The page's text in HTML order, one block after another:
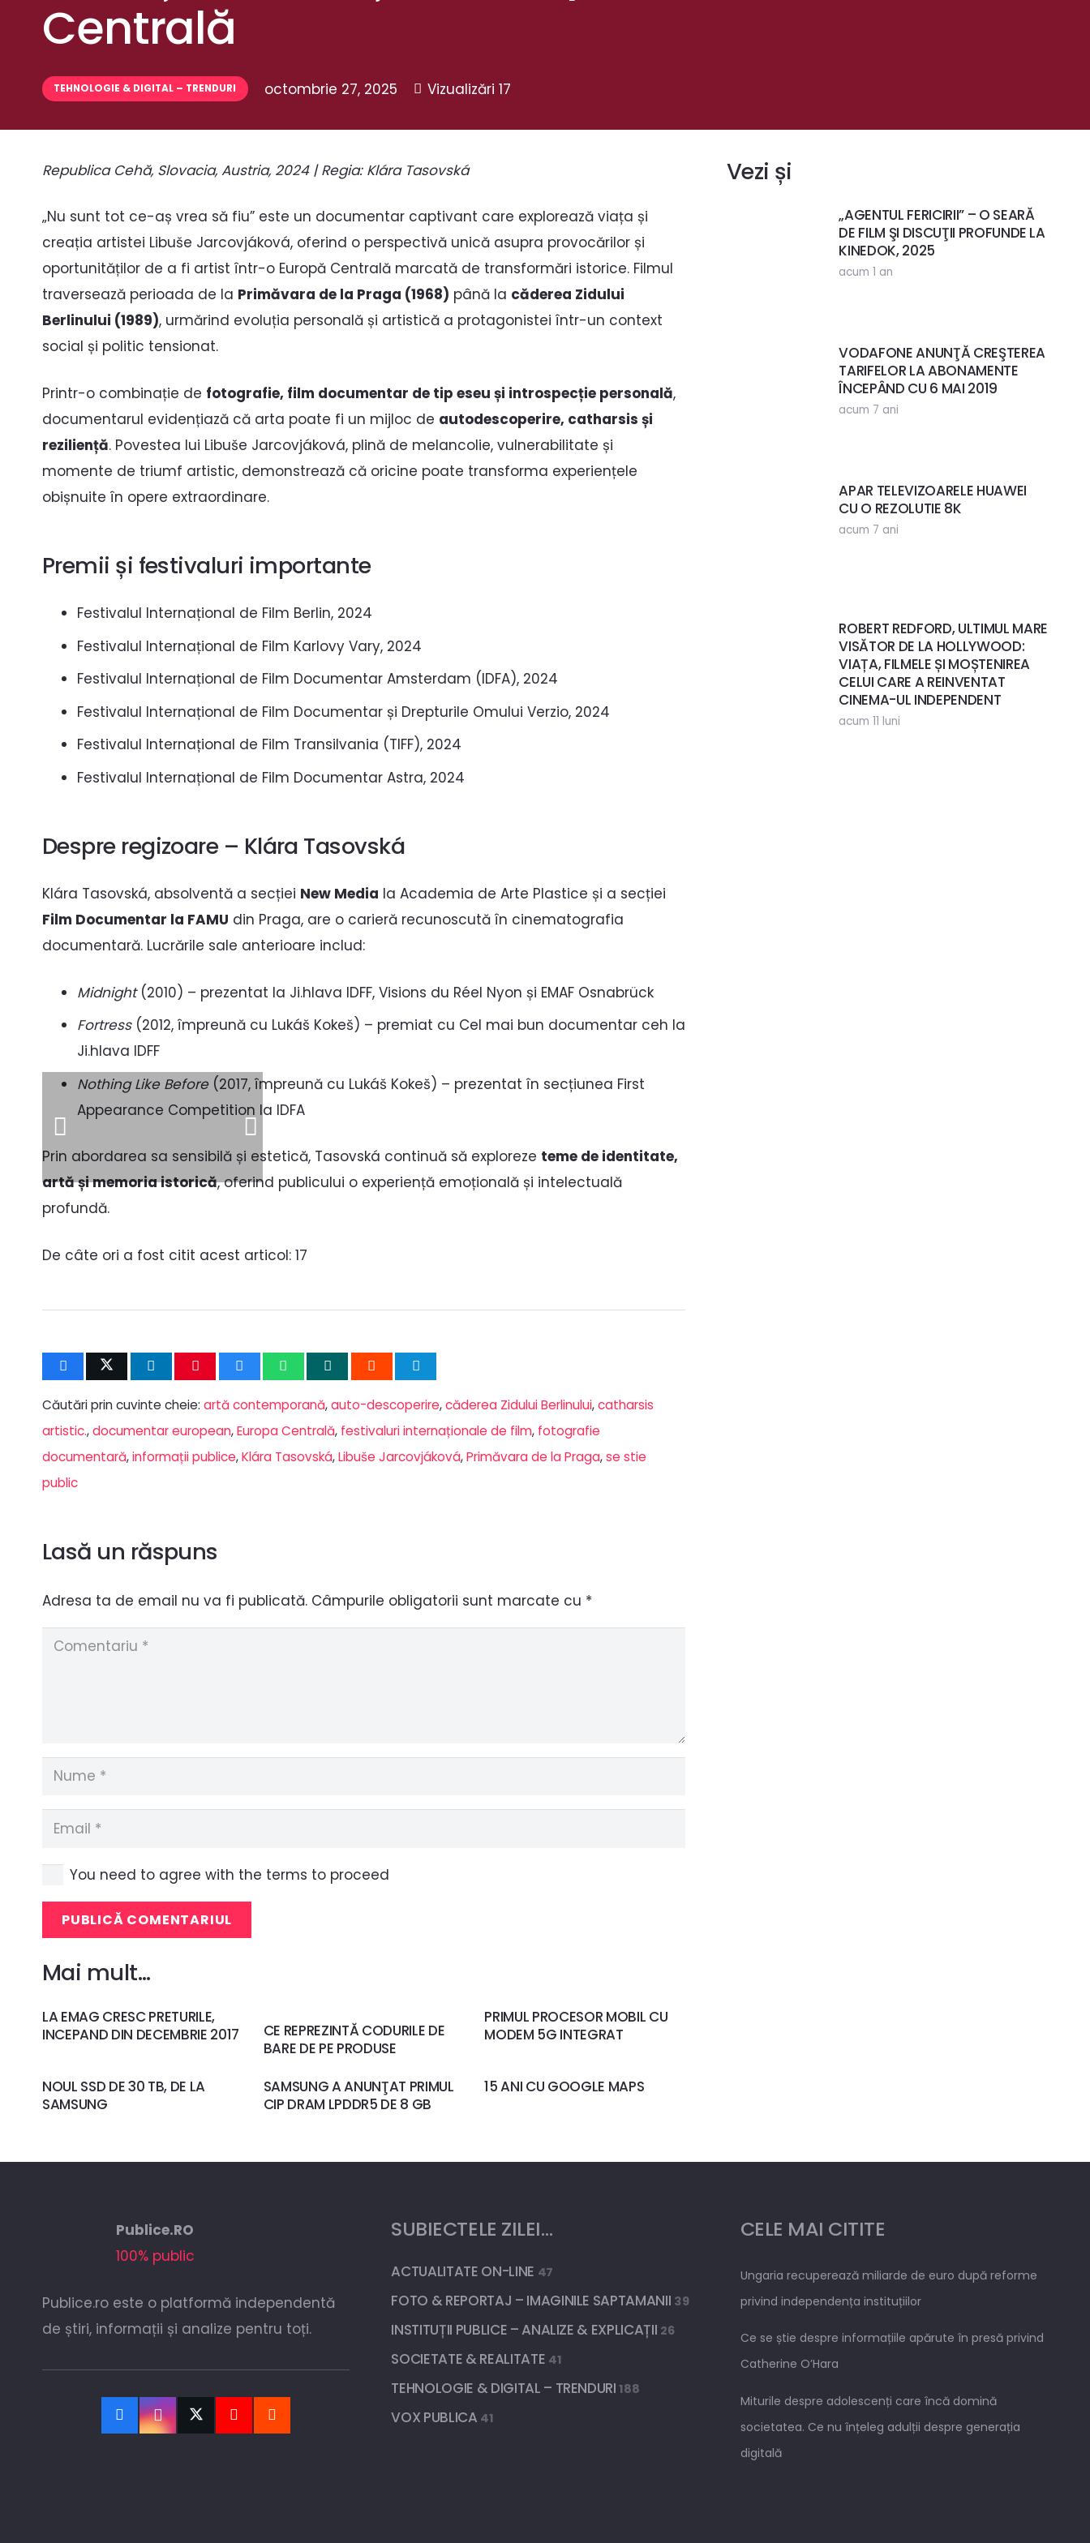
Centrală
TEHNOLOGIE & DIGITAL – TRENDURI octombrie 27, 2025 Vizualizări17
Republica Cehă, Slovacia, Austria, 2024 | Regia: Klára Tasovská
„Nu sunt tot ce-aș vrea să fiu” este un documentar captivant care explorează viața și
creația artistei Libuše Jarcovjáková, oferind o perspectivă unică asupra provocărilor și
oportunităților de a fi artist într-o Europă Centrală marcată de transformări istorice. Filmul
traversează perioada de la Primăvara de la Praga (1968) până la căderea Zidului
Berlinului (1989), urmărind evoluția personală și artistică a protagonistei într-un context
social și politic tensionat.
Printr-o combinație de fotografie, film documentar de tip eseu și introspecție personală,
documentarul evidențiază că arta poate fi un mijloc de autodescoperire, catharsis și
reziliență. Povestea lui Libuše Jarcovjáková, plină de melancolie, vulnerabilitate și
momente de triumf artistic, demonstrează că oricine poate transforma experiențele
obișnuite în opere extraordinare.
Premii și festivaluri importante
Festivalul Internațional de Film Berlin, 2024
Festivalul Internațional de Film Karlovy Vary, 2024
Festivalul Internațional de Film Documentar Amsterdam (IDFA), 2024
Festivalul Internațional de Film Documentar și Drepturile Omului Verzio, 2024
Festivalul Internațional de Film Transilvania (TIFF), 2024
Festivalul Internațional de Film Documentar Astra, 2024
Despre regizoare – Klára Tasovská
Klára Tasovská, absolventă a secției New Media la Academia de Arte Plastice și a secției
Film Documentar la FAMU din Praga, are o carieră recunoscută în cinematografia
documentară. Lucrările sale anterioare includ:
Midnight(2010) – prezentat la Ji.hlava IDFF, Visions du Réel Nyon și EMAF Osnabrück
Fortress(2012, împreună cu Lukáš Kokeš) – premiat cu Cel mai bun documentar ceh la
Ji.hlava IDFF
Nothing Like Before(2017, împreună cu Lukáš Kokeš) – prezentat în secțiunea First
Appearance Competition la IDFA
Prin abordarea sa sensibilă și estetică, Tasovská continuă să exploreze teme de identitate,
artă și memoria istorică, oferind publicului o experiență emoțională și intelectuală
profundă.
De câte ori a fost citit acest articol: 17
Căutări prin cuvinte cheie: artă contemporană,auto-descoperire,căderea Zidului Berlinului,catharsis
artistic.,documentar european,Europa Centrală, festivaluri internaționale de film, fotografie
documentară,informații publice,Klára Tasovská,Libuše Jarcovjáková,Primăvara de la Praga,se stie
public
Lasă un răspuns
Adresa ta de email nu va fi publicată. Câmpurile obligatorii sunt marcate cu *
You need to agree with the terms to proceed
PUBLICĂ COMENTARIUL
Mai mult…
LA EMAG CRESC PRETURILE,
INCEPAND DIN DECEMBRIE 2017
CE REPREZINTĂ CODURILE DE
BARE DE PE PRODUSE
PRIMUL PROCESOR MOBIL CU
MODEM 5G INTEGRAT
NOUL SSD DE 30 TB, DE LA
SAMSUNG
SAMSUNG A ANUNŢAT PRIMUL
CIP DRAM LPDDR5 DE 8 GB
15 ANI CU GOOGLE MAPS
Vezi și
„AGENTUL FERICIRII” – O SEARĂ
DE FILM ŞI DISCUŢII PROFUNDE LA
KINEDOK, 2025
acum 1 an
VODAFONE ANUNŢĂ CREŞTEREA
TARIFELOR LA ABONAMENTE
ÎNCEPÂND CU 6 MAI 2019
acum 7 ani
APAR TELEVIZOARELE HUAWEI
CU O REZOLUTIE 8K
acum 7 ani
ROBERT REDFORD, ULTIMUL MARE
VISĂTOR DE LA HOLLYWOOD:
VIAȚA, FILMELE ȘI MOȘTENIREA
CELUI CARE A REINVENTAT
CINEMA-UL INDEPENDENT
acum 11 luni
Publice.RO
100% public
Publice.ro este o platformă independentă
de știri, informații și analize pentru toți.
SUBIECTELE ZILEI…
ACTUALITATE ON-LINE 47
FOTO & REPORTAJ – IMAGINILE SAPTAMANII 39
INSTITUȚII PUBLICE – ANALIZE & EXPLICAȚII 26
SOCIETATE & REALITATE 41
TEHNOLOGIE & DIGITAL – TRENDURI188
VOX PUBLICA 41
CELE MAI CITITE
Ungaria recuperează miliarde de euro după reforme
privind independența instituțiilor
Ce se știe despre informațiile apărute în presă privind
Catherine O’Hara
Miturile despre adolescenți care încă domină
societatea. Ce nu înțeleg adulții despre generația
digitală